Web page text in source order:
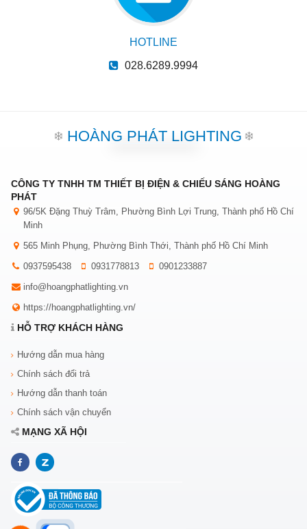
HOTLINE
028.6289.9994
HOÀNG PHÁT LIGHTING
CÔNG TY TNHH TM THIẾT BỊ ĐIỆN & CHIẾU SÁNG HOÀNG
PHÁT
96/5K Đặng Thuỳ Trâm, Phường Bình Lợi Trung, Thành phố Hồ Chí
Minh
565 Minh Phụng, Phường Bình Thới, Thành phố Hồ Chí Minh
0937595438
0931778813
0901233887
info@hoangphatlighting.vn
https://hoangphatlighting.vn/
HỖ TRỢ KHÁCH HÀNG
Hướng dẫn mua hàng
Chính sách đổi trả
Hướng dẫn thanh toán
Chính sách vận chuyển
MẠNG XÃ HỘI